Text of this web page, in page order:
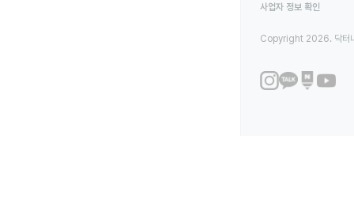
사업자 정보 확인
Copyright 2026. 닥터